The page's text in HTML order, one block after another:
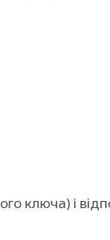
ключа) і